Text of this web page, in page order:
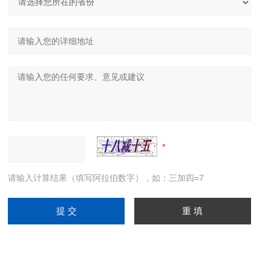
请输入计算结果（填写阿拉伯数字），如：三加四=7